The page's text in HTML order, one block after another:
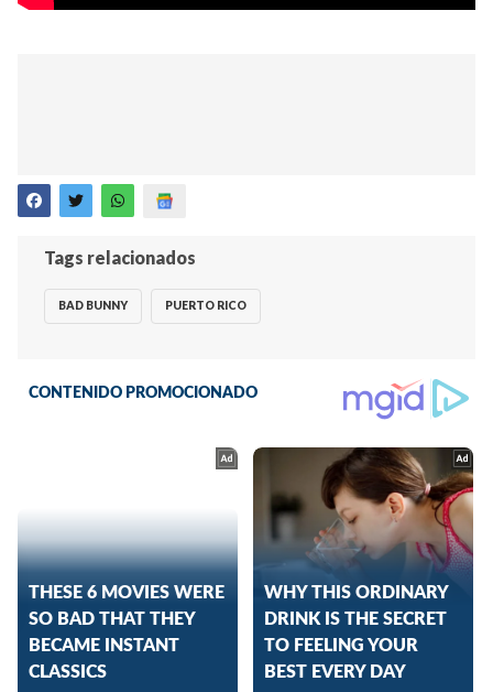
Tags relacionados
BAD BUNNY PUERTO RICO